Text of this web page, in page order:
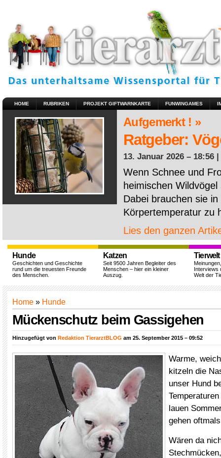
HOME RUBRIKEN PROJEKT GIFTWARNKARTE FUNWINGAMES
Aufgemerkt ! »
Ratgeber:
13. Januar 2026 – 18:56 |
Wenn Schnee und
heimischen
Dabei brauchen sie
Körpertemperatur zu
Lies den ganzen
Hunde
Geschichten und Geschichte
rund um die treuesten Freunde
des Menschen.
Katzen
Seit 9500 Jahren Begleiter des
Menschen – hier ein kleiner
Auszug.
Tierwelt
Interviews
Welt der
Home » Hunde
Mückenschutz beim Gassigehen
Hinzugefügt von Redaktion TierarztBLOG am 25. September 2015 – 09:52
Warme,
kitzeln die
unser Hund
lauen
gehen
Wären da